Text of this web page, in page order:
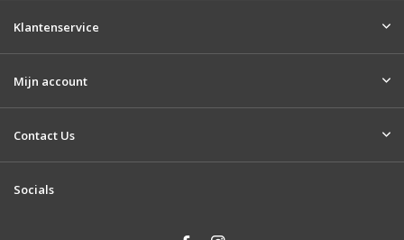
Klantenservice
Mijn account
Contact Us
Socials